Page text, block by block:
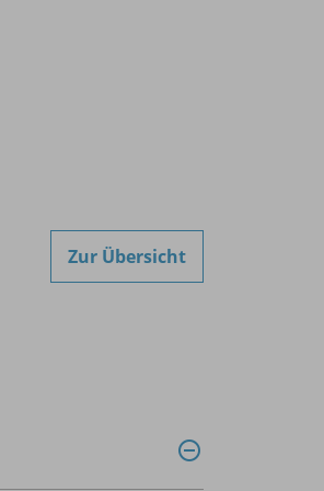
Zur Übersicht